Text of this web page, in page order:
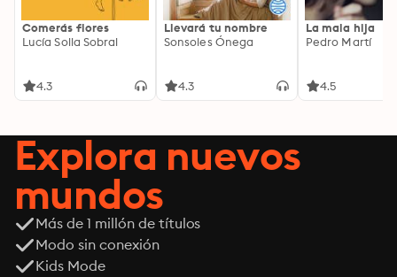
Comerás flores
Lucía Solla Sobral
4.3
Llevará tu nombre
Sonsoles Ónega
4.3
La mala hija
Pedro Martí
4.5
Explora nuevos
mundos
Más de 1 millón de títulos
Modo sin conexión
Kids Mode